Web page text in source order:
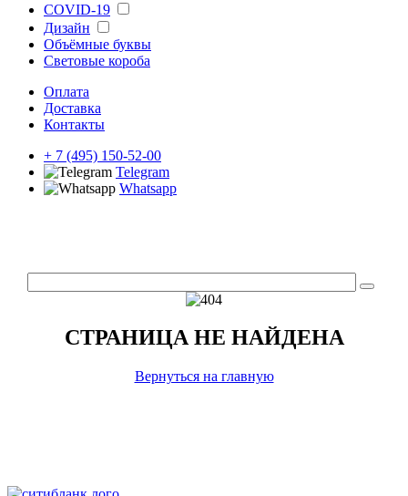
COVID-19
Дизайн
Объёмные буквы
Световые короба
Оплата
Доставка
Контакты
+ 7 (495) 150-52-00
Telegram
Whatsapp
СТРАНИЦА НЕ НАЙДЕНА
Вернуться на главную